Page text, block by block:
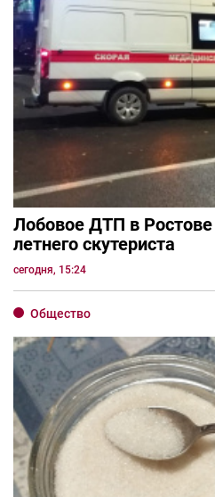
Лобовое ДТП в
летнего скутериста
сегодня, 15:24
Общество